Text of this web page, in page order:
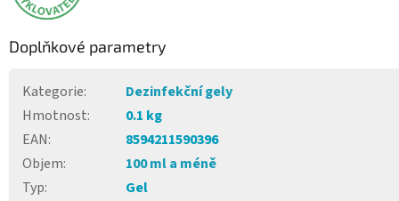
Doplňkové parametry
Kategorie:
Dezinfekční gely
Hmotnost:
0.1 kg
EAN:
8594211590396
Objem:
100 ml a méně
Typ:
Gel